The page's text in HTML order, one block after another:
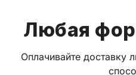
Любая
Оплачивайте